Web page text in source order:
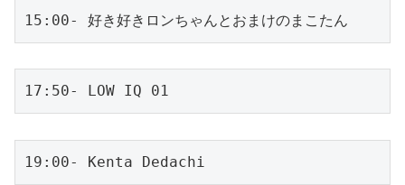
15:00- 好き好きロンちゃんとおまけのまこたん
17:50- LOW IQ 01
19:00- Kenta Dedachi